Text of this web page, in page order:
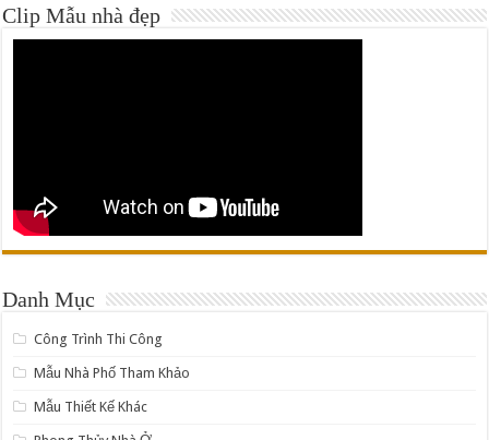
Clip Mẫu nhà đẹp
Danh Mục
Công Trình Thi Công
Mẫu Nhà Phố Tham Khảo
Mẫu Thiết Kế Khác